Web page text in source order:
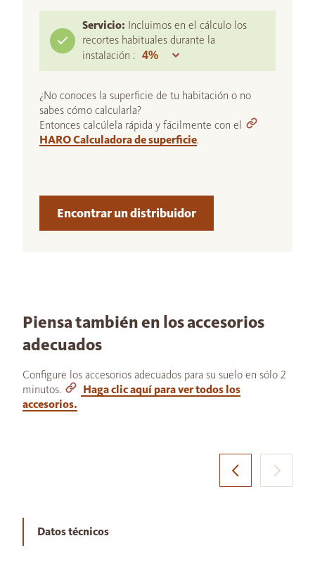
Servicio: Incluimos en el cálculo los
recortes habituales durante la
instalación :
¿No conoces la superficie de tu habitación o no
sabes cómo calcularla?
Entonces calcúlela rápida y fácilmente con el
HARO Calculadora de superficie.
Encontrar un distribuidor
Piensa también en los accesorios
adecuados
Configure los accesorios adecuados para su suelo en sólo 2
minutos.
Haga clic aquí para ver todos los
accesorios.
Datos técnicos